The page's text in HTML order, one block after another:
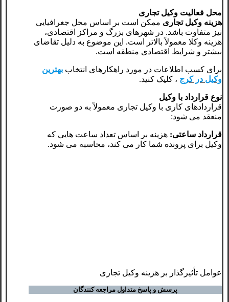
محل فعالیت وکیل تجاری
هزینه وکیل تجاری ممکن است بر اساس محل جغرافیایی
نیز متفاوت باشد. در شهرهای بزرگ و مراکز اقتصادی،
هزینه وکلا معمولاً بالاتر است. این موضوع به دلیل تقاضای
بیشتر و شرایط اقتصادی منطقه است.
برای کسب اطلاعات در مورد راهکارهای انتخاب بهترین
وکیل در کرج ، کلیک کنید.
نوع قرارداد با وکیل
قراردادهای کاری با وکیل تجاری معمولاً به دو صورت
منعقد می‌ شود:
قرارداد ساعتی: هزینه بر اساس تعداد ساعت‌ هایی که
وکیل برای پرونده شما کار می‌ کند، محاسبه می‌ شود.
عوامل تأثیرگذار بر هزینه وکیل تجاری
پرسش و پاسخ متداول مراجعه کنندگان